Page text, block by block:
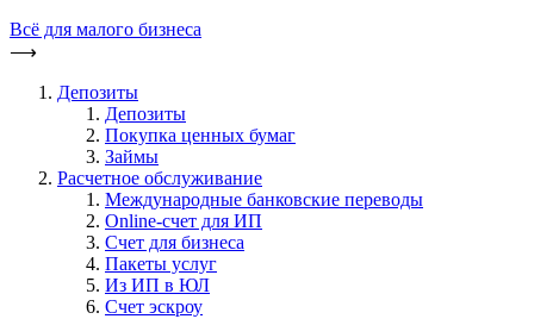
Всё для малого бизнеса
⟶
Депозиты
Депозиты
Покупка ценных бумаг
Займы
Расчетное обслуживание
Международные банковские переводы
Online-счет для ИП
Счет для бизнеса
Пакеты услуг
Из ИП в ЮЛ
Счет эскроу